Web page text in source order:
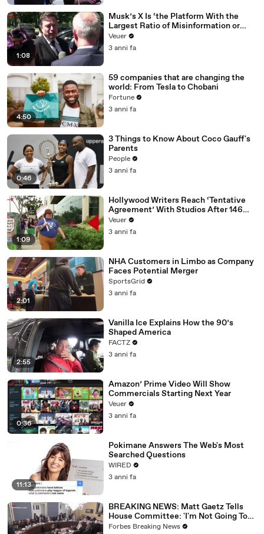
1:08
Musk’s X Is ‘the Platform With the
Largest Ratio of Misinformation or
Disinformation’ Amongst All Social
Media Platforms
Veuer
3 anni fa
4:50
59 companies that are changing the
world: From Tesla to Chobani
Fortune
3 anni fa
0:46
3 Things to Know About Coco Gauff's
Parents
People
3 anni fa
1:09
Hollywood Writers Reach ‘Tentative
Agreement’ With Studios After 146
Day Strike
Veuer
3 anni fa
2:01
NHA Customers in Limbo as Company
Faces Potential Merger
SportsGrid
3 anni fa
2:55
Vanilla Ice Explains How the 90’s
Shaped America
FACTZ
3 anni fa
0:36
Amazon’ Prime Video Will Show
Commercials Starting Next Year
Veuer
3 anni fa
11:13
Pokimane Answers The Web's Most
Searched Questions
WIRED
3 anni fa
BREAKING NEWS: Matt Gaetz Tells
House Committee: 'I'm Not Going To
Vote For A Continuing Resolution'
Forbes Breaking News